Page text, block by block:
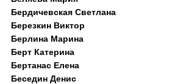
Бердичевская Светлана
Березкин Виктор
Берлина Марина
Берт Катерина
Бертанас Елена
Беседин Денис